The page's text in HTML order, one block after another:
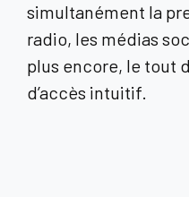
simultanément la
radio, les médias
plus encore, le tout
d’accès intuitif.